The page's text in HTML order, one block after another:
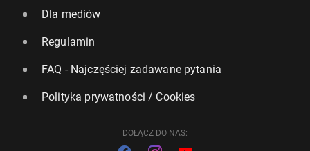
Dla mediów
Regulamin
FAQ - Najczęściej zadawane pytania
Polityka prywatności / Cookies
DOŁĄCZ DO NAS: